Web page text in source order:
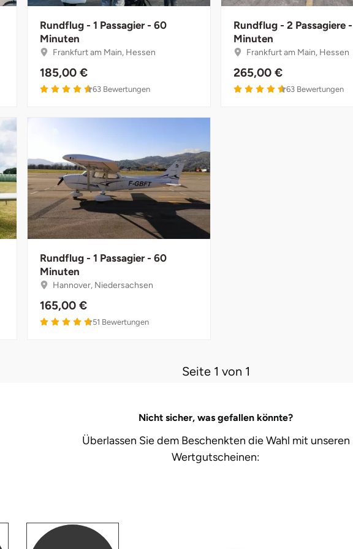
Rundflug - 1 Passagier - 60
Minuten
Frankfurt am Main, Hessen
185,00 €
63 Bewertungen
Rundflug - 2 Passagiere
Minuten
Frankfurt am Main, Hessen
265,00 €
63 Bewertungen
Rundflug - 1 Passagier - 60
Minuten
Hannover, Niedersachsen
165,00 €
51 Bewertungen
Seite 1 von 1
Nicht sicher, was gefallen könnte?
Überlassen Sie dem Beschenkten die Wahl mit unseren
Wertgutscheinen: